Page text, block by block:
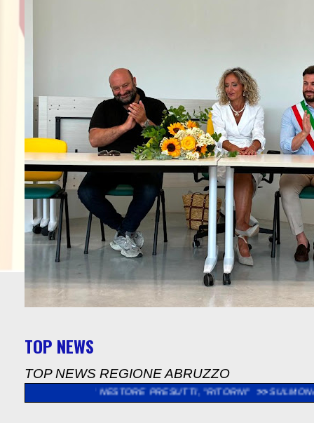
TOP NEWS
TOP NEWS REGIONE ABRUZZO
DI NESTORE PRESUTTI, "RITORNI" >> SULMONA: